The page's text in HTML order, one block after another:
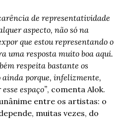
de representatividade
aspecto, não só na
que estou representando o
uma resposta muito boa aqui.
respeita bastante os
porque, infelizmente,
espaço”, comenta Alok.
entre os artistas: o
muitas vezes, do